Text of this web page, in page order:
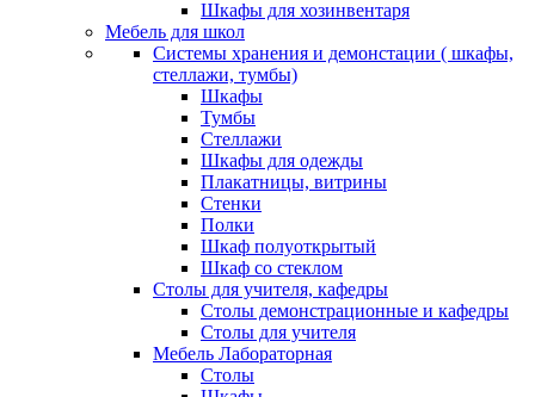
Шкафы для хозинвентаря
Мебель для школ
Системы хранения и демонстации ( шкафы,
стеллажи, тумбы)
Шкафы
Тумбы
Стеллажи
Шкафы для одежды
Плакатницы, витрины
Стенки
Полки
Шкаф полуоткрытый
Шкаф со стеклом
Столы для учителя, кафедры
Столы демонстрационные и кафедры
Столы для учителя
Мебель Лабораторная
Столы